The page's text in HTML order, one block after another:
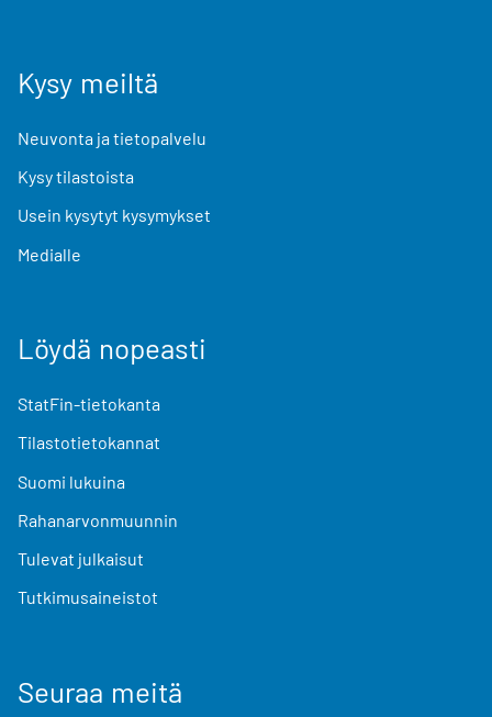
Kysy meiltä
Neuvonta ja tietopalvelu
Kysy tilastoista
Usein kysytyt kysymykset
Medialle
Löydä nopeasti
StatFin-tietokanta
Tilastotietokannat
Suomi lukuina
Rahanarvonmuunnin
Tulevat julkaisut
Tutkimusaineistot
Seuraa meitä